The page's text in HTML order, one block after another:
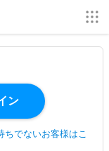
でないお客様はこ